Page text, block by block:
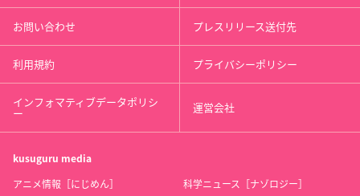
お問い合わせ プレスリリース送付先
利用規約 プライバシーポリシー
インフォマティブデータポリシ
ー 運営会社
kusuguru media
アニメ情報［にじめん］ 科学ニュース［ナゾロジー］